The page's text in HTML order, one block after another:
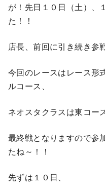
が！先日１０日（土）、
た！！
店長、前回に引き続き参
今回のレースはレース形
ルコース、
ネオスタクラスは東コー
最終戦となりますので参
たね～！！
先ずは１０日、